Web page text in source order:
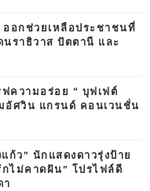
อกช่วยเหลือประชาชนที่
ราธิวาส ปัตตานี และ
ความอร่อย “ บุฟเฟต์
อัศวิน แกรนด์ คอนเวนชั่น
ก้ว” นักแสดงดาวรุ่งป้าย
ไม่คาดฝัน” โปรไฟล์ดี
า